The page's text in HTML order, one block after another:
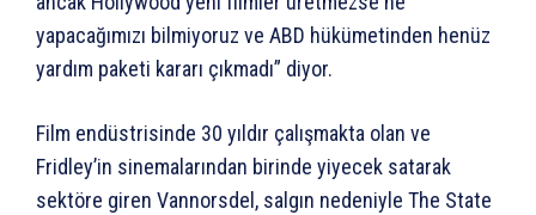
yapacağımızı bilmiyoruz ve ABD hükümetinden henüz
yardım paketi kararı çıkmadı” diyor.
Film endüstrisinde 30 yıldır çalışmakta olan ve
Fridley’in sinemalarından birinde yiyecek satarak
sektöre giren Vannorsdel, salgın nedeniyle The State